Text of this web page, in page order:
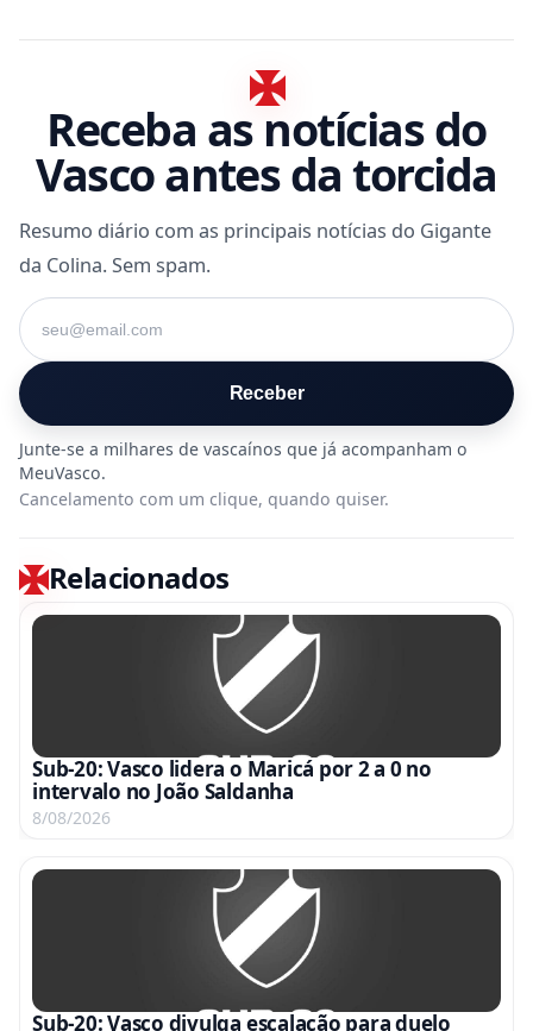
Receba as notícias do
Vasco antes da torcida
Resumo diário com as principais notícias do Gigante
da Colina. Sem spam.
Seu e-mail
Receber
Cancelamento com um clique, quando quiser.
Relacionados
Sub-20: Vasco lidera o Maricá por 2 a 0 no
intervalo no João Saldanha
8/08/2026
Sub-20: Vasco divulga escalação para duelo